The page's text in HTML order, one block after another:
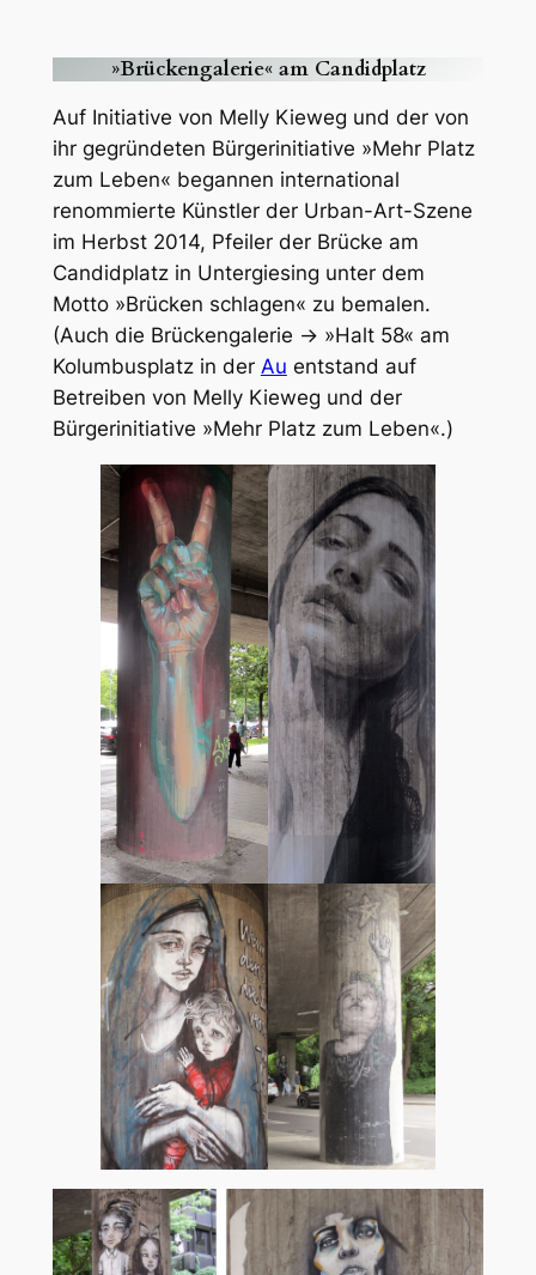
»Brückengalerie« am Candidplatz
Auf Initiative von Melly Kieweg und der von
ihr gegründeten Bürgerinitiative »Mehr Platz
zum Leben« begannen international
renommierte Künstler der Urban-Art-Szene
im Herbst 2014, Pfeiler der Brücke am
Candidplatz in Untergiesing unter dem
Motto »Brücken schlagen« zu bemalen.
(Auch die Brückengalerie → »Halt 58« am
Kolumbusplatz in der Au entstand auf
Betreiben von Melly Kieweg und der
Bürgerinitiative »Mehr Platz zum Leben«.)